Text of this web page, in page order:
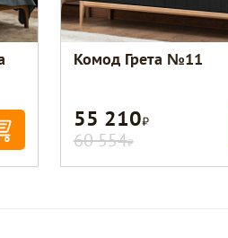
Комод Грета №11
55 210Р
60 554Р